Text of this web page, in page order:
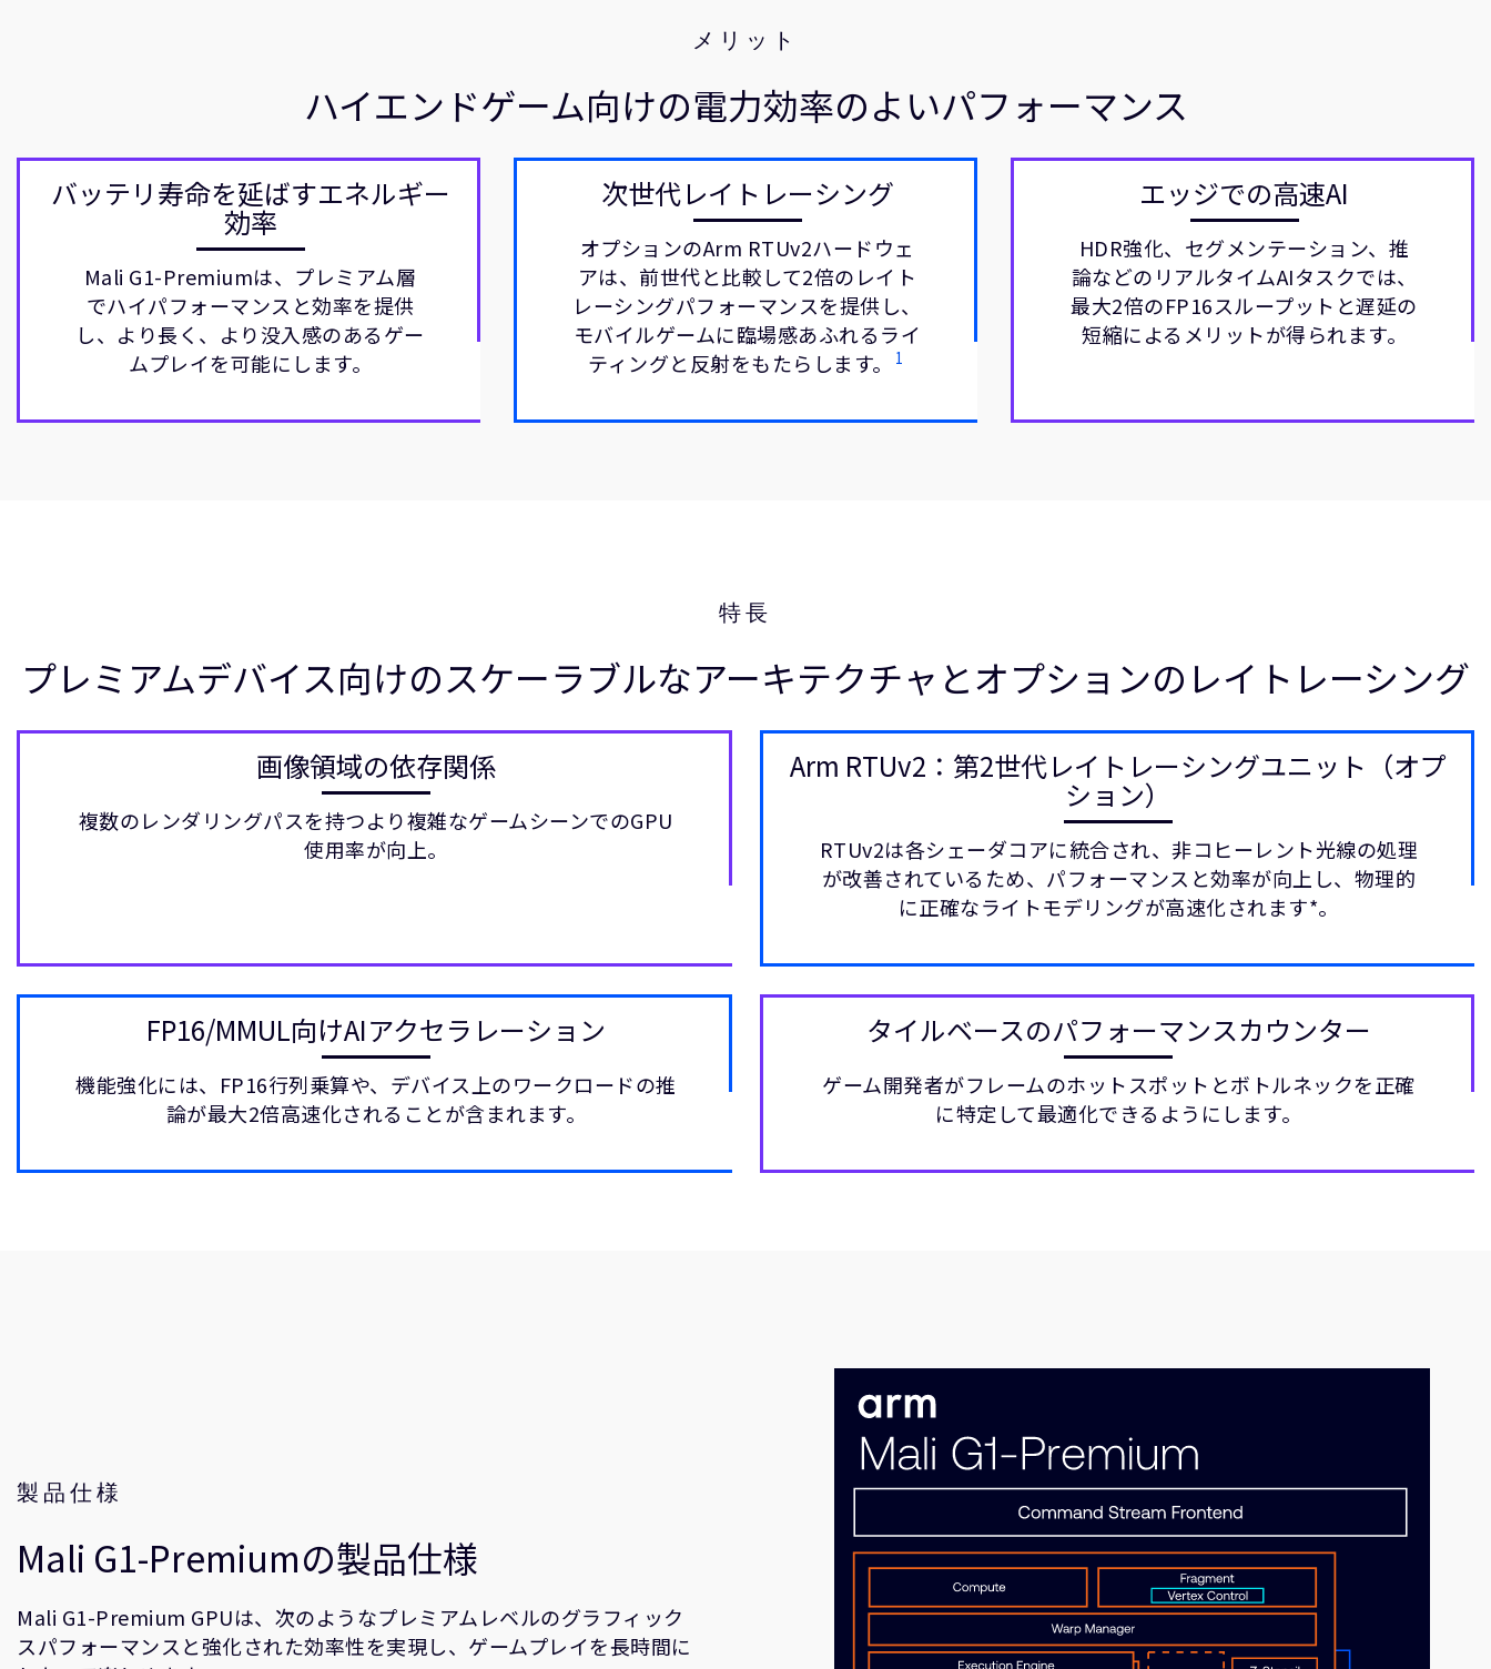
メリット
ハイエンドゲーム向けの電力効率のよいパフォーマンス
バッテリ寿命を延ばすエネルギー
効率
Mali G1-Premiumは、プレミアム層
でハイパフォーマンスと効率を提供
し、より長く、より没入感のあるゲー
ムプレイを可能にします。
次世代レイトレーシング
オプションのArm RTUv2ハードウェ
アは、前世代と比較して2倍のレイト
レーシングパフォーマンスを提供し、
モバイルゲームに臨場感あふれるライ
ティングと反射をもたらします。
1
エッジでの高速AI
HDR強化、セグメンテーション、推
論などのリアルタイムAIタスクでは、
最大2倍のFP16スループットと遅延の
短縮によるメリットが得られます。
特長
プレミアムデバイス向けのスケーラブルなアーキテクチャとオプションのレイトレーシング
画像領域の依存関係
複数のレンダリングパスを持つより複雑なゲームシーンでのGPU
使用率が向上。
Arm RTUv2：第2世代レイトレーシングユニット（オプ
ション）
RTUv2は各シェーダコアに統合され、非コヒーレント光線の処理
が改善されているため、パフォーマンスと効率が向上し、物理的
に正確なライトモデリングが高速化されます*。
FP16/MMUL向けAIアクセラレーション
機能強化には、FP16行列乗算や、デバイス上のワークロードの推
論が最大2倍高速化されることが含まれます。
タイルベースのパフォーマンスカウンター
ゲーム開発者がフレームのホットスポットとボトルネックを正確
に特定して最適化できるようにします。
製品仕様
Mali G1-Premiumの製品仕様
Mali G1-Premium GPUは、次のようなプレミアムレベルのグラフィック
スパフォーマンスと強化された効率性を実現し、ゲームプレイを長時間に